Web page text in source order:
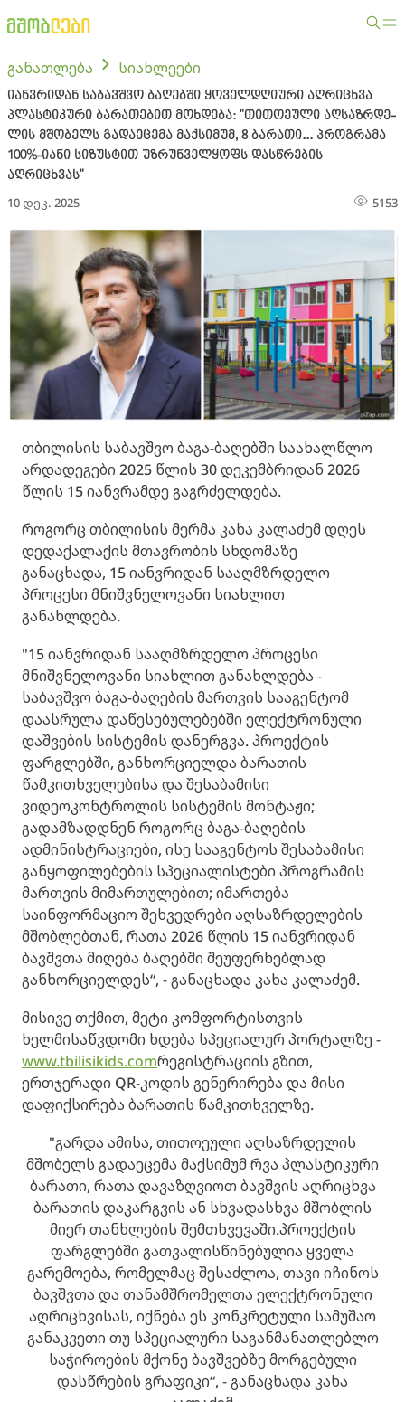
განათლება სიახლეები
იანვრიდან საბავშვო ბაღებში ყოველდღიური აღრიცხვა
პლასტიკური ბარათებით მოხდება: "თი­თო­ე­უ­ლი აღ­საზ­რდე­
ლის მშო­ბელს გა­და­ე­ცე­მა მაქსიმუმ, 8 ბა­რა­თი... პროგ­რა­მა
100%-იანი სი­ზუს­ტით უზ­რუნ­ველ­ყოფს დასწრების
აღრიცხვას"
10 დეკ. 2025 5153
თბილისის საბავშვო ბაგა-ბაღებში საახალწლო
არდადეგები 2025 წლის 30 დეკემბრიდან 2026
წლის 15 იანვრამდე გაგრძელდება.
როგორც თბილისის მერმა კახა კალაძემ დღეს
დედაქალაქის მთავრობის სხდომაზე
განაცხადა, 15 იანვრიდან სააღმზრდელო
პროცესი მნიშვნელოვანი სიახლით
განახლდება.
"15 იანვრიდან სააღმზრდელო პროცესი
მნიშვნელოვანი სიახლით განახლდება -
საბავშვო ბაგა-ბაღების მართვის სააგენტომ
დაასრულა დაწესებულებებში ელექტრონული
დაშვების სისტემის დანერგვა. პროექტის
ფარგლებში, განხორციელდა ბარათის
წამკითხველებისა და შესაბამისი
ვიდეოკონტროლის სისტემის მონტაჟი;
გადამზადდნენ როგორც ბაგა-ბაღების
ადმინისტრაციები, ისე სააგენტოს შესაბამისი
განყოფილებების სპეციალისტები პროგრამის
მართვის მიმართულებით; იმართება
საინფორმაციო შეხვედრები აღსაზრდელების
მშობლებთან, რათა 2026 წლის 15 იანვრიდან
ბავშვთა მიღება ბაღებში შეუფერხებლად
განხორციელდეს“, - განაცხადა კახა კალაძემ.
მისივე თქმით, მეტი კომფორტისთვის
ხელმისაწვდომი ხდება სპეციალურ პორტალზე -
www.tbilisikids.comრეგისტრაციის გზით,
ერთჯერადი QR-კოდის გენერირება და მისი
დაფიქსირება ბარათის წამკითხველზე.
"გარდა ამისა, თითოეული აღსაზრდელის
მშობელს გადაეცემა მაქსიმუმ რვა პლასტიკური
ბარათი, რათა დავაზღვიოთ ბავშვის აღრიცხვა
ბარათის დაკარგვის ან სხვადასხვა მშობლის
მიერ თანხლების შემთხვევაში.პროექტის
ფარგლებში გათვალისწინებულია ყველა
გარემოება, რომელმაც შესაძლოა, თავი იჩინოს
ბავშვთა და თანამშრომელთა ელექტრონული
აღრიცხვისას, იქნება ეს კონკრეტული სამუშაო
განაკვეთი თუ სპეციალური საგანმანათლებლო
საჭიროების მქონე ბავშვებზე მორგებული
დასწრების გრაფიკი“, - განაცხადა კახა